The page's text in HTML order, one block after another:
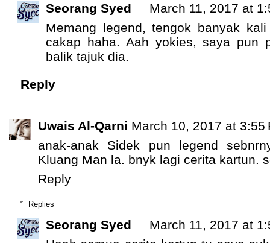
Seorang Syed
March 11, 2017 at
Memang legend, tengok banyak
cakap haha. Aah yokies, saya pun
balik tajuk dia.
Reply
Uwais Al-Qarni March 10, 2017 at 3:55
anak-anak Sidek pun legend
Kluang Man la. bnyk lagi cerita kartun.
Reply
Replies
Seorang Syed
March 11, 2017 at